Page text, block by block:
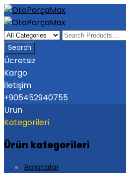
Ücretsiz
Kargo
İletişim
+905452940755
Ürün
Kategorileri
Ürün kategorileri
Balatalar